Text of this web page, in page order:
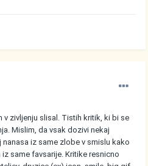
v zivljenju slisal. Tistih kritik, ki bi se
Mislim, da vsak dozivi nekaj
iz same zlobe v smislu kako
same favsarije. Kritike resnicno